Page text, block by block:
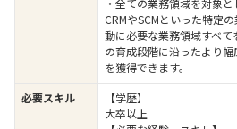
・全ての業務領域を対象
CRMやSCMといった特定
動に必要な業務領域すべ
の育成段階に沿ったより
を獲得できます。
必要スキル
【学歴】
大卒以上